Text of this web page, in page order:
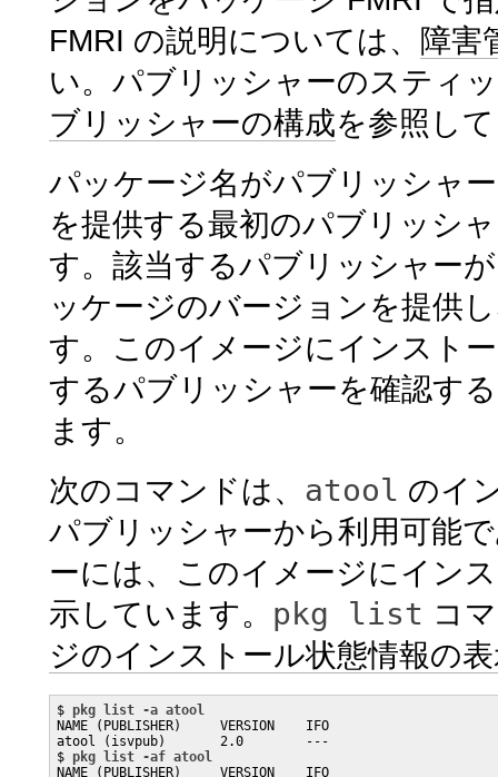
FMRI の説明については、 障害
い。パブリッシャーのスティ
ブリッシャーの構成を参照し
パッケージ名がパブリッシャ
を提供する最初のパブリッシ
す。該当するパブリッシャー
ッケージのバージョンを提供
す。このイメージにインスト
するパブリッシャーを確認す
ます。
次のコマンドは、 atool のイ
パブリッシャーから利用可能
ーには、このイメージにイン
示しています。 pkg list コ
ジのインストール状態情報の
$ pkg list -a atool
NAME (PUBLISHER)     VERSION    IFO
atool (isvpub)       2.0        ---
$ pkg list -af atool
NAME (PUBLISHER)     VERSION    IFO